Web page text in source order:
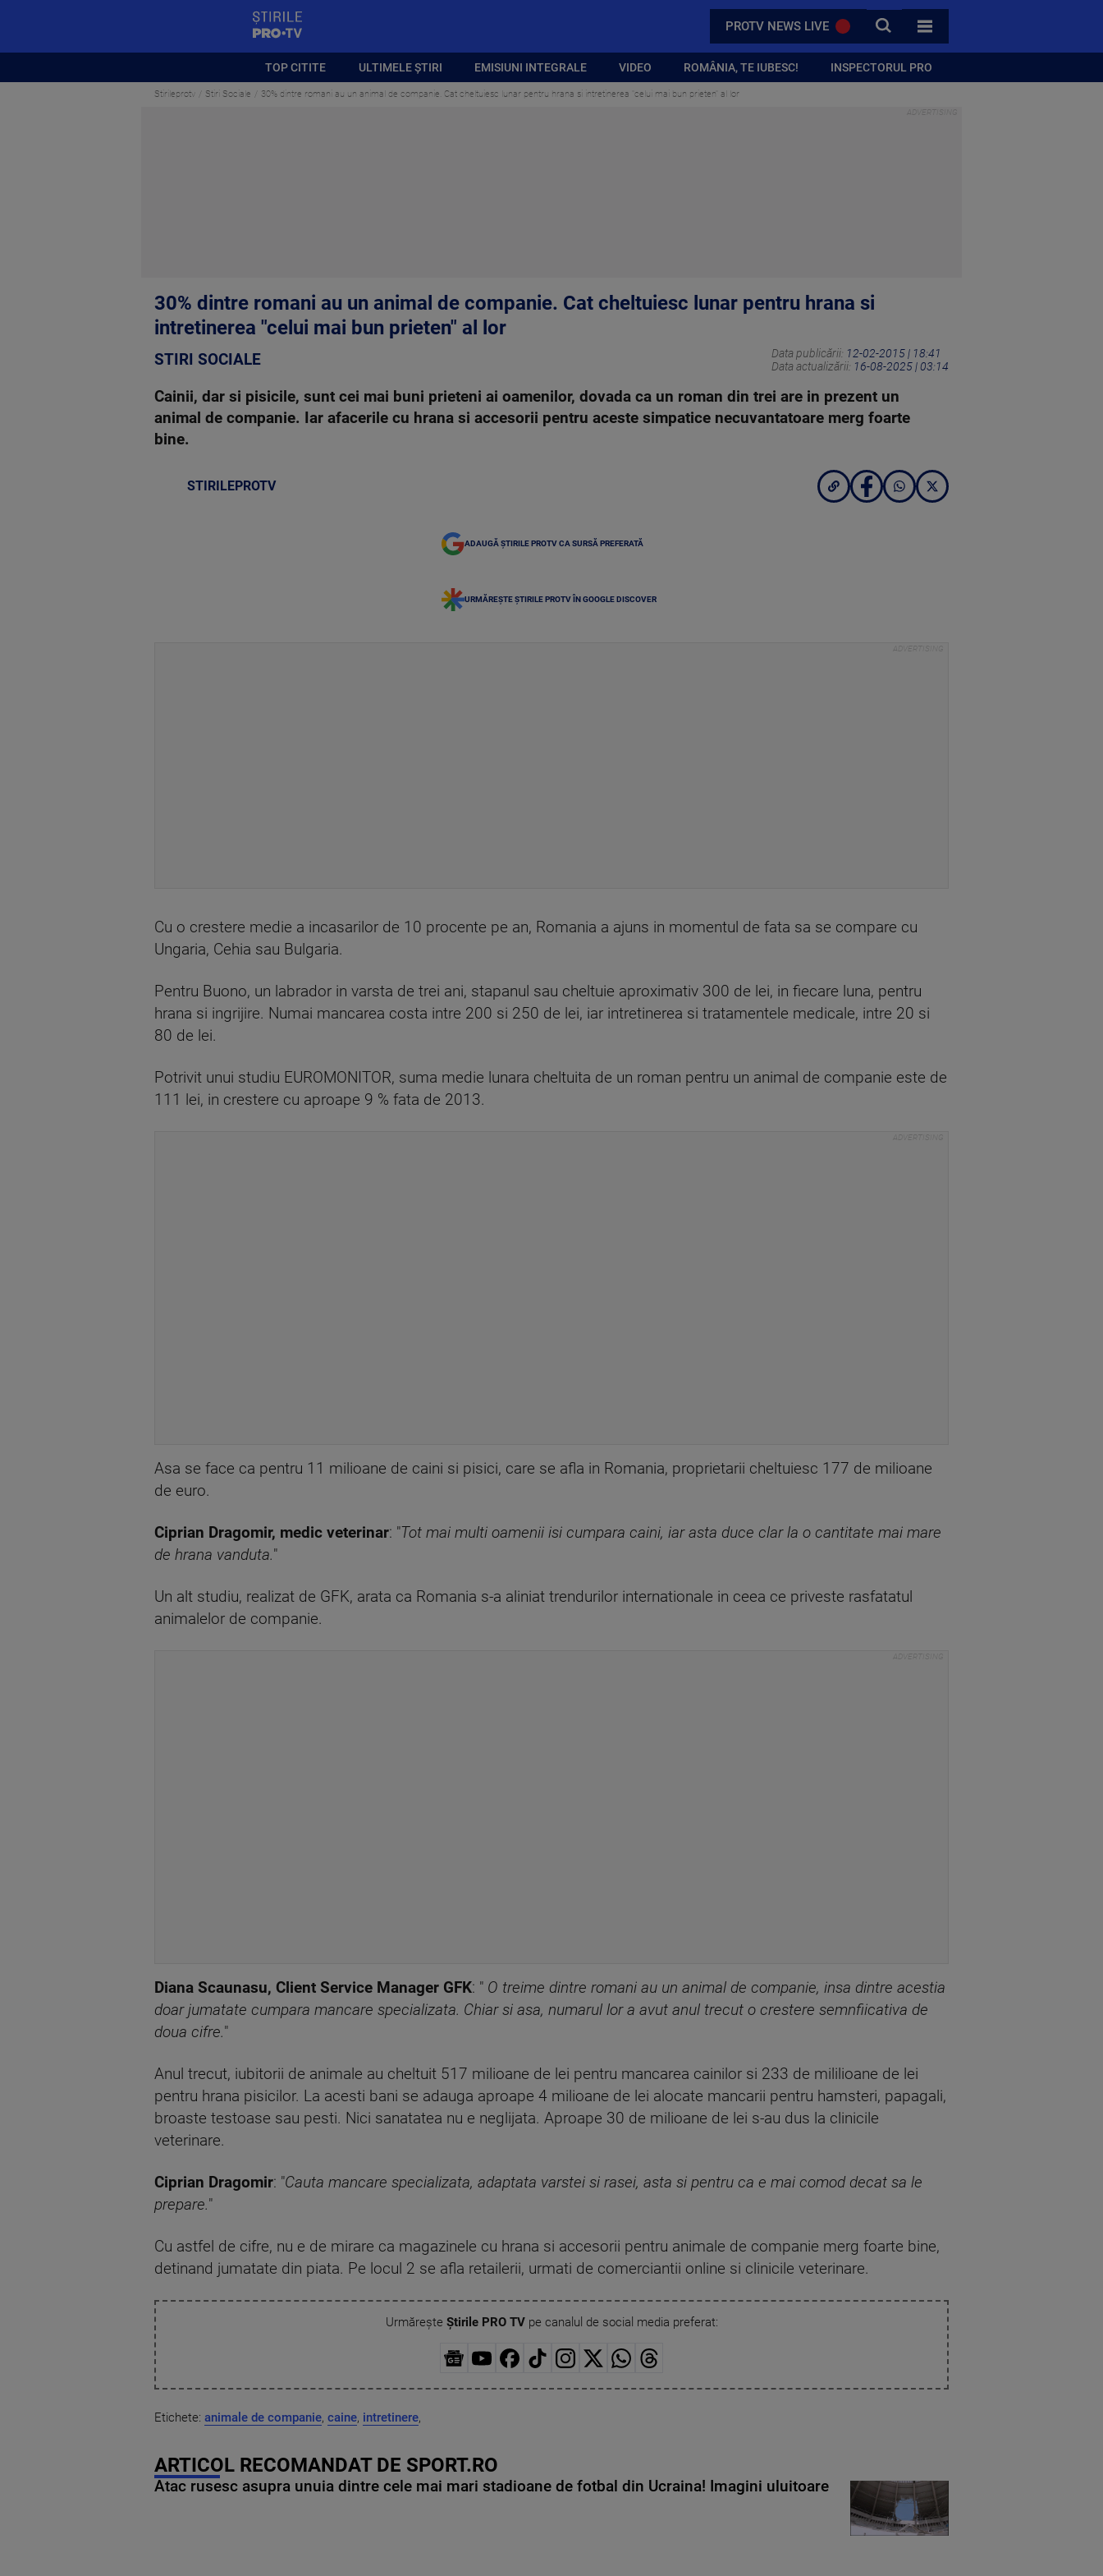
PROTV NEWS LIVE CAUTA
TOATE CATEGORIILE
TOP CITITE ULTIMELE ȘTIRI EMISIUNI INTEGRALE VIDEO ROMÂNIA, TE IUBESC! INSPECTORUL PRO
Stirileprotv Stiri Sociale 30% dintre romani au un animal de companie. Cat cheltuiesc lunar pentru hrana si intretinerea "celui mai bun prieten" al lor
30% dintre romani au un animal de companie. Cat cheltuiesc lunar pentru hrana si
intretinerea "celui mai bun prieten" al lor
STIRI SOCIALE Data publicării: 12-02-2015 | 18:41
Data actualizării: 16-08-2025 | 03:14
Cainii, dar si pisicile, sunt cei mai buni prieteni ai oamenilor, dovada ca un roman din trei are in prezent un
animal de companie. Iar afacerile cu hrana si accesorii pentru aceste simpatice necuvantatoare merg foarte
bine.
STIRILEPROTV
ADAUGĂ ȘTIRILE PROTV CA SURSĂ PREFERATĂ
URMĂREȘTE ȘTIRILE PROTV ÎN GOOGLE DISCOVER
Cu o crestere medie a incasarilor de 10 procente pe an, Romania a ajuns in momentul de fata sa se compare cu
Ungaria, Cehia sau Bulgaria.
Pentru Buono, un labrador in varsta de trei ani, stapanul sau cheltuie aproximativ 300 de lei, in fiecare luna, pentru
hrana si ingrijire. Numai mancarea costa intre 200 si 250 de lei, iar intretinerea si tratamentele medicale, intre 20 si
80 de lei.
Potrivit unui studiu EUROMONITOR, suma medie lunara cheltuita de un roman pentru un animal de companie este de
111 lei, in crestere cu aproape 9 % fata de 2013.
Asa se face ca pentru 11 milioane de caini si pisici, care se afla in Romania, proprietarii cheltuiesc 177 de milioane
de euro.
Ciprian Dragomir, medic veterinar: "Tot mai multi oamenii isi cumpara caini, iar asta duce clar la o cantitate mai mare
de hrana vanduta."
Un alt studiu, realizat de GFK, arata ca Romania s-a aliniat trendurilor internationale in ceea ce priveste rasfatatul
animalelor de companie.
Diana Scaunasu, Client Service Manager GFK: " O treime dintre romani au un animal de companie, insa dintre acestia
doar jumatate cumpara mancare specializata. Chiar si asa, numarul lor a avut anul trecut o crestere semnfiicativa de
doua cifre."
Anul trecut, iubitorii de animale au cheltuit 517 milioane de lei pentru mancarea cainilor si 233 de mililioane de lei
pentru hrana pisicilor. La acesti bani se adauga aproape 4 milioane de lei alocate mancarii pentru hamsteri, papagali,
broaste testoase sau pesti. Nici sanatatea nu e neglijata. Aproape 30 de milioane de lei s-au dus la clinicile
veterinare.
Ciprian Dragomir: "Cauta mancare specializata, adaptata varstei si rasei, asta si pentru ca e mai comod decat sa le
prepare."
Cu astfel de cifre, nu e de mirare ca magazinele cu hrana si accesorii pentru animale de companie merg foarte bine,
detinand jumatate din piata. Pe locul 2 se afla retailerii, urmati de comerciantii online si clinicile veterinare.
Urmărește Știrile PRO TVpe canalul de social media preferat:
Etichete: animale de companie, caine, intretinere,
ARTICOL RECOMANDAT DE SPORT.RO
Atac rusesc asupra unuia dintre cele mai mari stadioane de fotbal din Ucraina! Imagini uluitoare